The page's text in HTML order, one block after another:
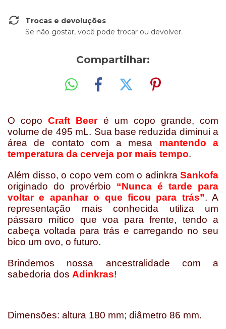
Trocas e devoluções
Se não gostar, você pode trocar ou devolver.
Compartilhar:
O copoCraft Beeré um copo grande, com
volume de 495 mL. Sua base reduzida diminui a
área de contato com a mesa mantendo a
temperatura da cerveja por mais tempo.
Além disso, o copo vem com o adinkra Sankofa
originado do provérbio
“Nunca é tarde para
voltar e apanhar o que ficou para trás”. A
representação mais conhecida utiliza um
pássaro mítico que voa para frente, tendo a
cabeça voltada para trás e carregando no seu
bico um ovo, o futuro.
Brindemos nossa ancestralidade com a
sabedoria dos Adinkras!
Dimensões: altura 180 mm; diâmetro 86 mm.